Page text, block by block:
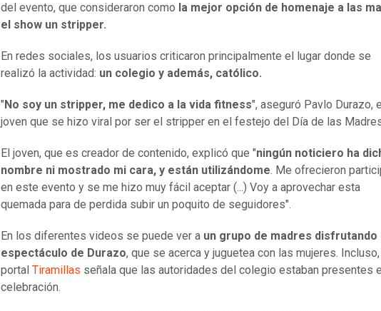
del evento, que consideraron como la mejor opción de homenaje a las
el show un stripper.
En redes sociales, los usuarios criticaron principalmente el lugar donde se
realizó la actividad: un colegio y además, católico.
" No soy un stripper, me dedico a la vida fitness", aseguró Pavlo Durazo, el
joven que se hizo viral por ser el stripper en el festejo del Día de las
El joven, que es creador de contenido, explicó que "ningún noticiero ha
nombre ni mostrado mi cara, y están utilizándome. Me ofrecieron
en este evento y se me hizo muy fácil aceptar (...) Voy a aprovechar esta
quemada para de perdida subir un poquito de seguidores".
En los diferentes videos se puede ver a un grupo de madres disfrutando
espectáculo de Durazo, que se acerca y juguetea con las mujeres. Incluso,
portal Tiramillas señala que las autoridades del colegio estaban presentes
celebración.